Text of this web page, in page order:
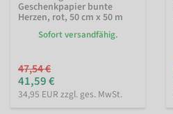
Geschenkpapier bunte
Herzen, rot, 50 cm x 50 m
Sofort versandfähig.
47,54 €
41,59 €
34,95 EUR zzgl. ges. MwSt.